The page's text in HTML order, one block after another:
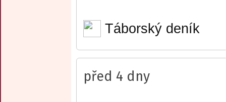
Táborský deník
před 4 dny